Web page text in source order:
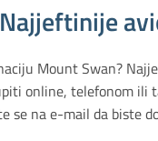
Najjeftinije
Mount Swan?
online, telefonom ili
se na e-mail da biste